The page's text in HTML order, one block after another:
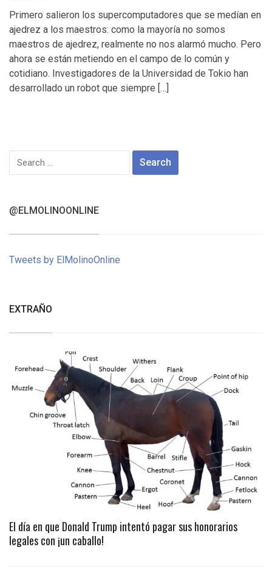
Primero salieron los supercomputadores que se medían en
ajedrez a los maestros: como la mayoría no somos
maestros de ajedrez, realmente no nos alarmó mucho. Pero
ahora se están metiendo en el campo de lo común y
cotidiano. Investigadores de la Universidad de Tokio han
desarrollado un robot que siempre […]
Search
@ELMOLINOONLINE
Tweets by ElMolinoOnline
EXTRAÑO
El día en que Donald Trump intentó pagar sus honorarios
legales con ¡un caballo!